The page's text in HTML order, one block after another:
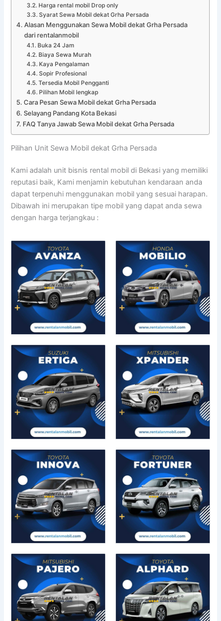
Harga rental mobil Drop only
Syarat Sewa Mobil dekat Grha Persada
Alasan Menggunakan Sewa Mobil dekat Grha Persada
dari rentalanmobil
Buka 24 Jam
Biaya Sewa Murah
Kaya Pengalaman
Sopir Profesional
Tersedia Mobil Pengganti
Pilihan Mobil lengkap
Cara Pesan Sewa Mobil dekat Grha Persada
Selayang Pandang Kota Bekasi
FAQ Tanya Jawab Sewa Mobil dekat Grha Persada
Pilihan Unit Sewa Mobil dekat Grha Persada
Kami adalah unit bisnis rental mobil di Bekasi yang memiliki
reputasi baik, Kami menjamin kebutuhan kendaraan anda
dapat terpenuhi menggunakan mobil yang sesuai harapan.
Dibawah ini merupakan tipe mobil yang dapat anda sewa
dengan harga terjangkau :